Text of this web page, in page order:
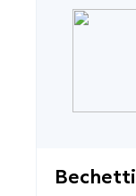
Bechetti